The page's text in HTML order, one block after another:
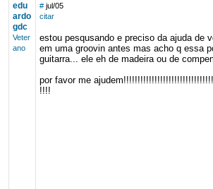
edu
ardo
gdc
Veter
ano
# jul/05
citar
estou pesqusando e preciso da ajuda de
em uma groovin antes mas acho q essa
guitarra... ele eh de madeira ou de
por favor me
!!!!